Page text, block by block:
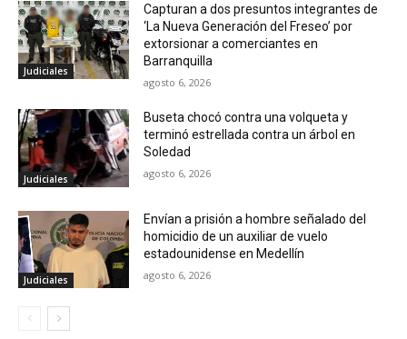
Judiciales
Capturan a dos presuntos integrantes de
‘La Nueva Generación del Freseo’ por
extorsionar a comerciantes en
Barranquilla
agosto 6, 2026
Judiciales
Buseta chocó contra una volqueta y
terminó estrellada contra un árbol en
Soledad
agosto 6, 2026
Judiciales
Envían a prisión a hombre señalado del
homicidio de un auxiliar de vuelo
estadounidense en Medellín
agosto 6, 2026